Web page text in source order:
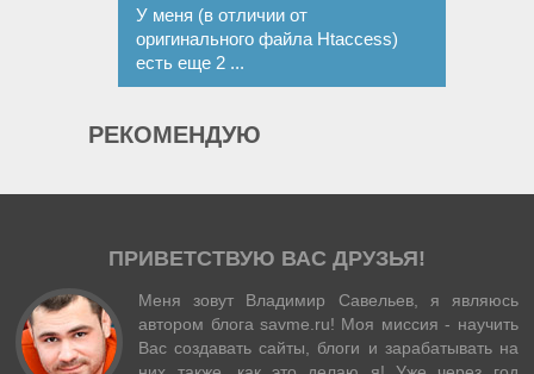
У меня (в отличии от
оригинального файла Htaccess)
есть еще 2 ...
РЕКОМЕНДУЮ
ПРИВЕТСТВУЮ ВАС ДРУЗЬЯ!
Меня зовут Владимир Савельев, я являюсь
автором блога savme.ru! Моя миссия - научить
Вас создавать сайты, блоги и зарабатывать на